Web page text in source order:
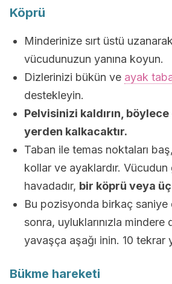
Köprü
Minderinize sırt üstü uzanarak
vücudunuzun yanına koyun.
Dizlerinizi bükün ve ayak
destekleyin.
Pelvisinizi kaldırın,
yerden kalkacaktır.
Taban ile temas noktaları
kollar ve ayaklardır. Vücudun
havadadır, bir köprü veya
Bu pozisyonda birkaç saniye
sonra, uyluklarınızla mindere
yavaşça aşağı inin. 10 tekrar
Bükme hareketi